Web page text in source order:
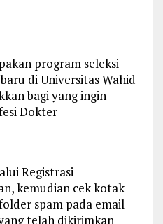
program seleksi
di Universitas Wahid
bagi yang ingin
Dokter
Registrasi
kemudian cek kotak
spam pada email
telah dikirimkan